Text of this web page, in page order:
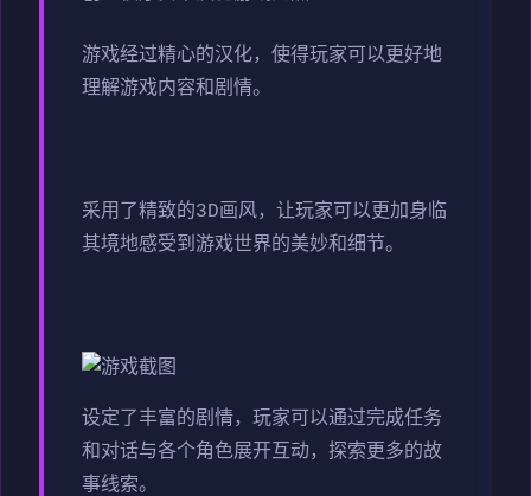
游戏经过精心的汉化，使得玩家可以更好地
理解游戏内容和剧情。
采用了精致的3D画风，让玩家可以更加身临
其境地感受到游戏世界的美妙和细节。
设定了丰富的剧情，玩家可以通过完成任务
和对话与各个角色展开互动，探索更多的故
事线索。